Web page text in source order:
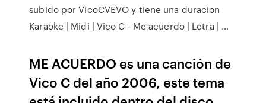
subido por VicoCVEVO y tiene una duracion
Karaoke | Midi | Vico C - Me acuerdo | Letra | …
ME ACUERDO es una canción de
Vico C del año 2006, este tema